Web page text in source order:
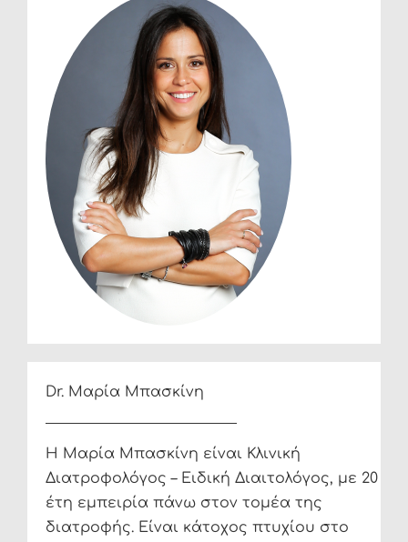
Dr. Μαρία Μπασκίνη
Η Μαρία Μπασκίνη είναι Κλινική
Διατροφολόγος – Ειδική Διαιτολόγος, με 20
έτη εμπειρία πάνω στον τομέα της
διατροφής. Είναι κάτοχος πτυχίου στο